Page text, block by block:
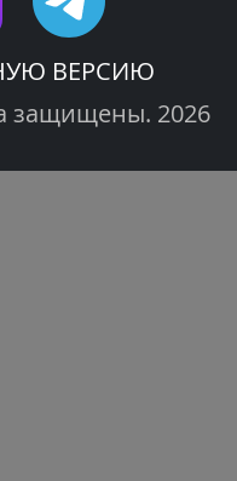
ВЕРСИЮ
защищены. 2026